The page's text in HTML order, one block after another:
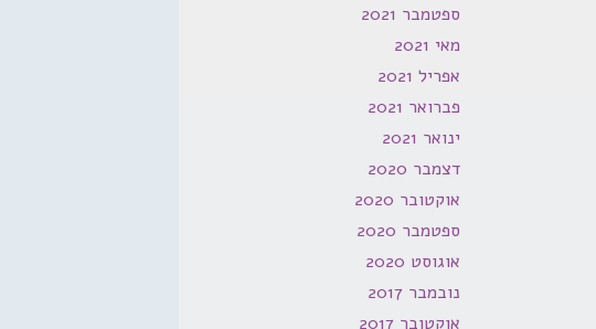
ספטמבר 2021
מאי 2021
אפריל 2021
פברואר 2021
ינואר 2021
דצמבר 2020
אוקטובר 2020
ספטמבר 2020
אוגוסט 2020
נובמבר 2017
אוקטובר 2017